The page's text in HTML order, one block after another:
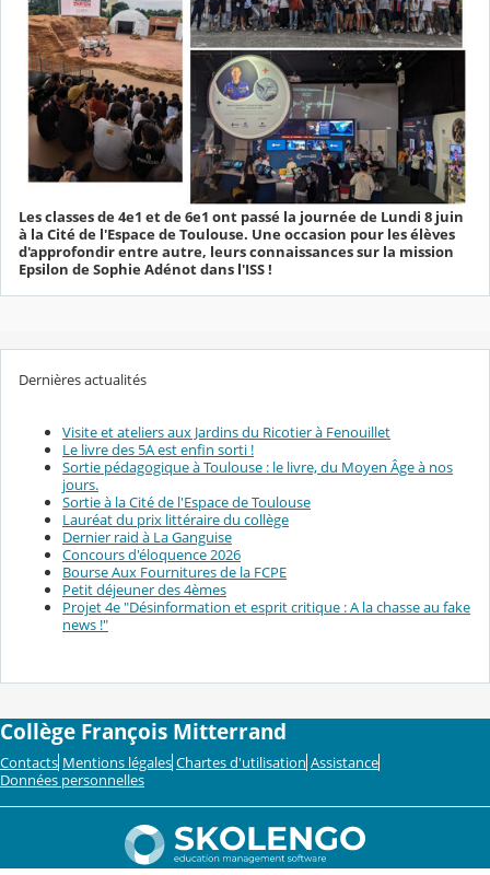
Les classes de 4e1 et de 6e1 ont passé la journée de Lundi 8 juin
à la Cité de l'Espace de Toulouse. Une occasion pour les élèves
d'approfondir entre autre, leurs connaissances sur la mission
Epsilon de Sophie Adénot dans l'ISS !
Dernières actualités
Visite et ateliers aux Jardins du Ricotier à Fenouillet
Le livre des 5A est enfin sorti !
Sortie pédagogique à Toulouse : le livre, du Moyen Âge à nos
jours.
Sortie à la Cité de l'Espace de Toulouse
Lauréat du prix littéraire du collège
Dernier raid à La Ganguise
Concours d'éloquence 2026
Bourse Aux Fournitures de la FCPE
Petit déjeuner des 4èmes
Projet 4e "Désinformation et esprit critique : A la chasse au fake
news !"
Collège François Mitterrand
Contacts Mentions légales Chartes d'utilisation Assistance
Données personnelles